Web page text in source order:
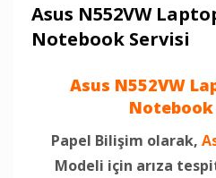
Asus N552VW
Notebook Servisi
Asus N552VW
Notebook
Papel Bilişim olarak,
Modeli için arıza